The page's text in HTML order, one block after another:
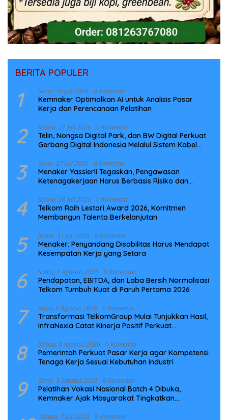
BERITA POPULER
1 Senin, 20 Juli 2026 0 Komentar
Kemnaker Optimalkan AI untuk Analisis Pasar
Kerja dan Perencanaan Pelatihan
2 Selasa, 21 Juli 2026 0 Komentar
Telin, Nongsa Digital Park, dan BW Digital Perkuat
Gerbang Digital Indonesia Melalui Sistem Kabel
3 Senin, 27 Juli 2026 0 Komentar
Menaker Yassierli Tegaskan, Pengawasan
Ketenagakerjaan Harus Berbasis Risiko dan
4 Selasa, 28 Juli 2026 0 Komentar
Telkom Raih Lestari Award 2026, Komitmen
Membangun Talenta Berkelanjutan
5 Jumat, 31 Juli 2026 0 Komentar
Menaker: Penyandang Disabilitas Harus Mendapat
Kesempatan Kerja yang Setara
6 Sabtu, 1 Agustus 2026 0 Komentar
Pendapatan, EBITDA, dan Laba Bersih Normalisasi
Telkom Tumbuh Kuat di Paruh Pertama 2026
7 Rabu, 5 Agustus 2026 0 Komentar
Transformasi TelkomGroup Mulai Tunjukkan Hasil,
InfraNexia Catat Kinerja Positif Perkuat
8 Selasa, 4 Agustus 2026 0 Komentar
Pemerintah Perkuat Pasar Kerja agar Kompetensi
Tenaga Kerja Sesuai Kebutuhan Industri
9 Senin, 3 Agustus 2026 0 Komentar
Pelatihan Vokasi Nasional Batch 4 Dibuka,
Kemnaker Ajak Masyarakat Tingkatkan
Selasa, 7 Juli 2026 0 Komentar